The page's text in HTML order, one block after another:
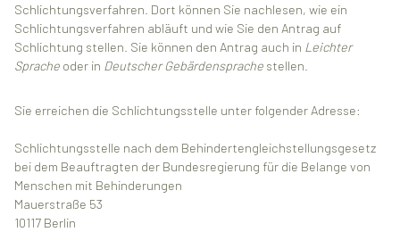
Schlichtungsverfahren. Dort können Sie nachlesen, wie ein
Schlichtungsverfahren abläuft und wie Sie den Antrag auf
Schlichtung stellen. Sie können den Antrag auch in Leichter
Sprache oder in Deutscher Gebärdensprache stellen.
Sie erreichen die Schlichtungsstelle unter folgender Adresse:
Schlichtungsstelle nach dem Behindertengleichstellungsgesetz
bei dem Beauftragten der Bundesregierung für die Belange von
Menschen mit Behinderungen
Mauerstraße 53
10117 Berlin